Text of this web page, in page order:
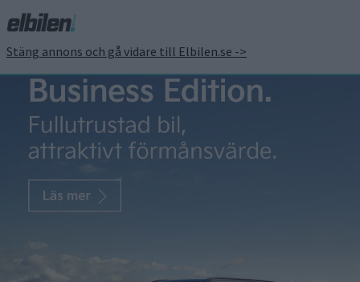
Stäng annons och gå vidare till Elbilen.se ->